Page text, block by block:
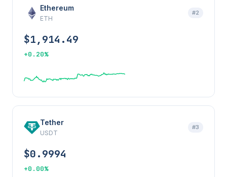
Ethereum
ETH
#2
$1,914.49
+0.20%
Tether
USDT
#3
$0.9994
+0.00%